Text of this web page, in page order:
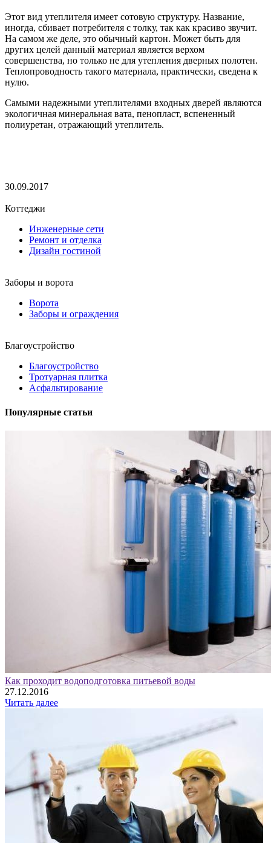
Этот вид утеплителя имеет сотовую структуру. Название,
иногда, сбивает потребителя с толку, так как красиво звучит.
На самом же деле, это обычный картон. Может быть для
других целей данный материал является верхом
совершенства, но только не для утепления дверных полотен.
Теплопроводность такого материала, практически, сведена к
нулю.
Самыми надежными утеплителями входных дверей являются
экологичная минеральная вата, пенопласт, вспененный
полиуретан, отражающий утеплитель.
30.09.2017
Коттеджи
Инженерные сети
Ремонт и отделка
Дизайн гостиной
Заборы и ворота
Ворота
Заборы и ограждения
Благоустройство
Благоустройство
Тротуарная плитка
Асфальтирование
Популярные статьи
Как проходит водоподготовка питьевой воды
27.12.2016
Читать далее